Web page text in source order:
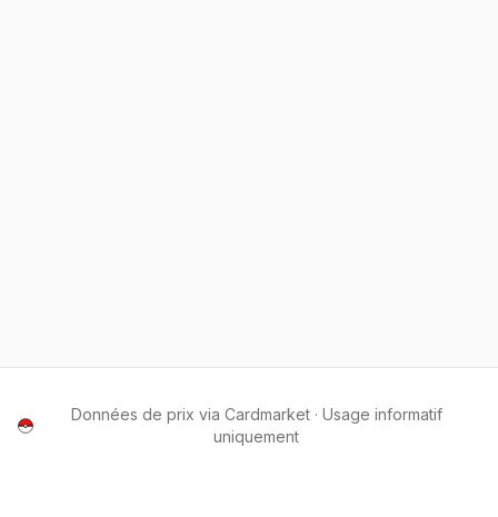
Données de prix via Cardmarket · Usage informatif
uniquement